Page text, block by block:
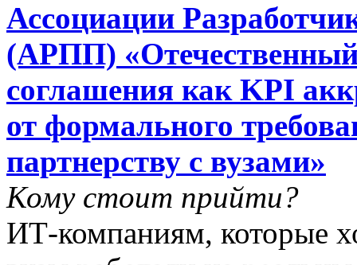
Ассоциации
(АРПП)
соглашения как KPI
от формального
партнерству с вузами»
Кому стоит прийти?
ИТ-компаниям, которые